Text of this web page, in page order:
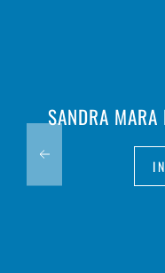
SANDRA MARA